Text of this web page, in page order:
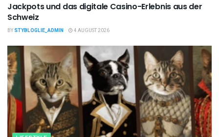
Jackpots und das digitale Casino-Erlebnis aus der
Schweiz
BY STYBLOGLIE_ADMIN 4 AUGUST 2026